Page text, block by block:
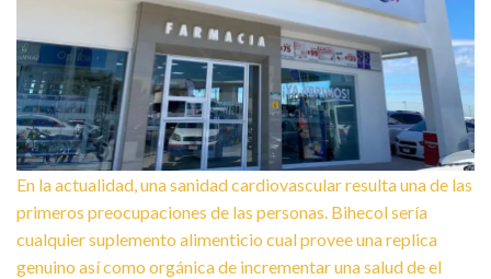
En la actualidad, una sanidad cardiovascular resulta una de las
primeros preocupaciones de las personas. Bihecol serí­a
cualquier suplemento alimenticio cual provee una replica
genuino así­ como orgánica de incrementar una salud de el